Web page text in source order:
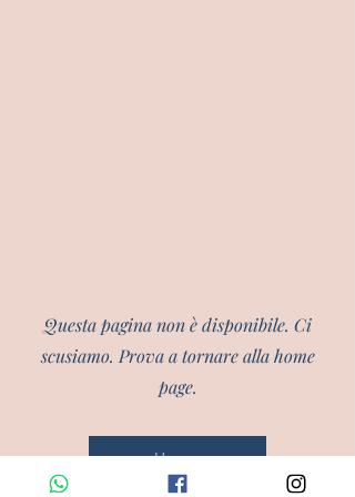
Questa pagina non è disponibile. Ci
scusiamo. Prova a tornare alla home
page.
Home